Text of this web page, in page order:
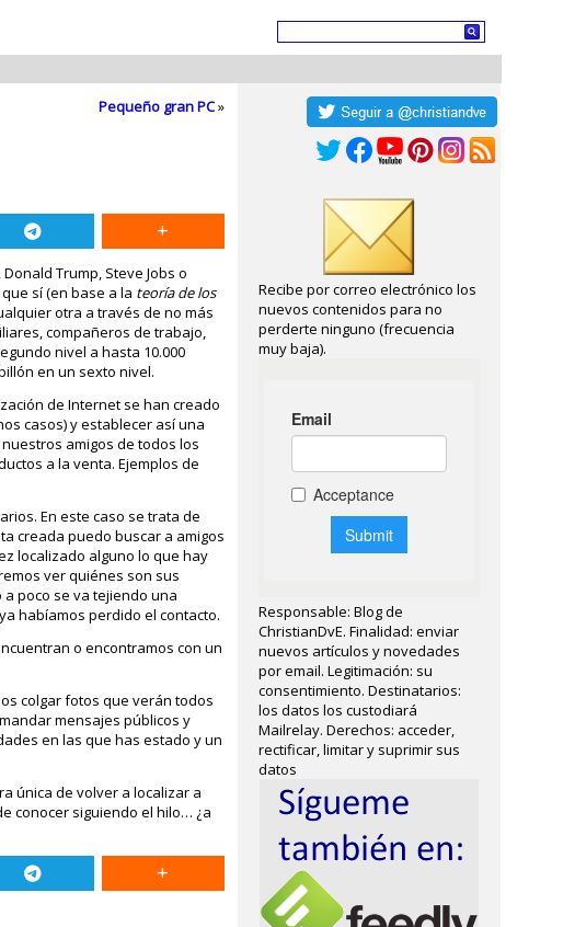
Pequeño gran PC»
Trump, Steve Jobs o
sí (en base a la teoría de los
otra a través de no más
compañeros de trabajo,
nivel a hasta 10.000
en un sexto nivel.
de Internet se han creado
casos) y establecer así una
amigos de todos los
a la venta. Ejemplos de
En este caso se trata de
creada puedo buscar a amigos
localizado alguno lo que hay
ver quiénes son sus
poco se va tejiendo una
habíamos perdido el contacto.
o encontramos con un
colgar fotos que verán todos
mensajes públicos y
en las que has estado y un
única de volver a localizar a
conocer siguiendo el hilo… ¿a
Recibe por correo electrónico los
nuevos contenidos para no
perderte ninguno (frecuencia
muy baja).
Responsable: Blog de
ChristianDvE. Finalidad: enviar
nuevos artículos y novedades
por email. Legitimación: su
consentimiento. Destinatarios:
los datos los custodiará
Mailrelay. Derechos: acceder,
rectificar, limitar y suprimir sus
datos